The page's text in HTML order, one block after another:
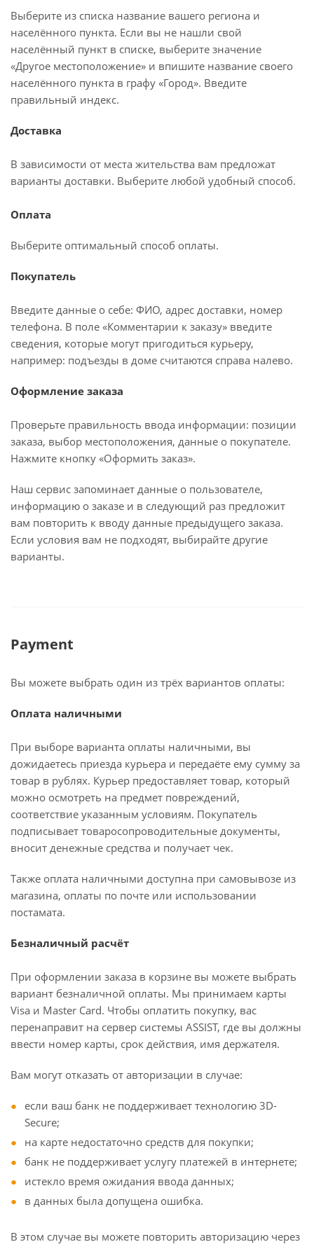
Выберите из списка название вашего региона и
населённого пункта. Если вы не нашли свой
населённый пункт в списке, выберите значение
«Другое местоположение» и впишите название своего
населённого пункта в графу «Город». Введите
правильный индекс.
Доставка
В зависимости от места жительства вам предложат
варианты доставки. Выберите любой удобный способ.
Оплата
Выберите оптимальный способ оплаты.
Покупатель
Введите данные о себе: ФИО, адрес доставки, номер
телефона. В поле «Комментарии к заказу» введите
сведения, которые могут пригодиться курьеру,
например: подъезды в доме считаются справа налево.
Оформление заказа
Проверьте правильность ввода информации: позиции
заказа, выбор местоположения, данные о покупателе.
Нажмите кнопку «Оформить заказ».
Наш сервис запоминает данные о пользователе,
информацию о заказе и в следующий раз предложит
вам повторить к вводу данные предыдущего заказа.
Если условия вам не подходят, выбирайте другие
варианты.
Payment
Вы можете выбрать один из трёх вариантов оплаты:
Оплата наличными
При выборе варианта оплаты наличными, вы
дожидаетесь приезда курьера и передаёте ему сумму за
товар в рублях. Курьер предоставляет товар, который
можно осмотреть на предмет повреждений,
соответствие указанным условиям. Покупатель
подписывает товаросопроводительные документы,
вносит денежные средства и получает чек.
Также оплата наличными доступна при самовывозе из
магазина, оплаты по почте или использовании
постамата.
Безналичный расчёт
При оформлении заказа в корзине вы можете выбрать
вариант безналичной оплаты. Мы принимаем карты
Visa и Master Card. Чтобы оплатить покупку, вас
перенаправит на сервер системы ASSIST, где вы должны
ввести номер карты, срок действия, имя держателя.
Вам могут отказать от авторизации в случае:
если ваш банк не поддерживает технологию 3D-
Secure;
на карте недостаточно средств для покупки;
банк не поддерживает услугу платежей в интернете;
истекло время ожидания ввода данных;
в данных была допущена ошибка.
В этом случае вы можете повторить авторизацию через